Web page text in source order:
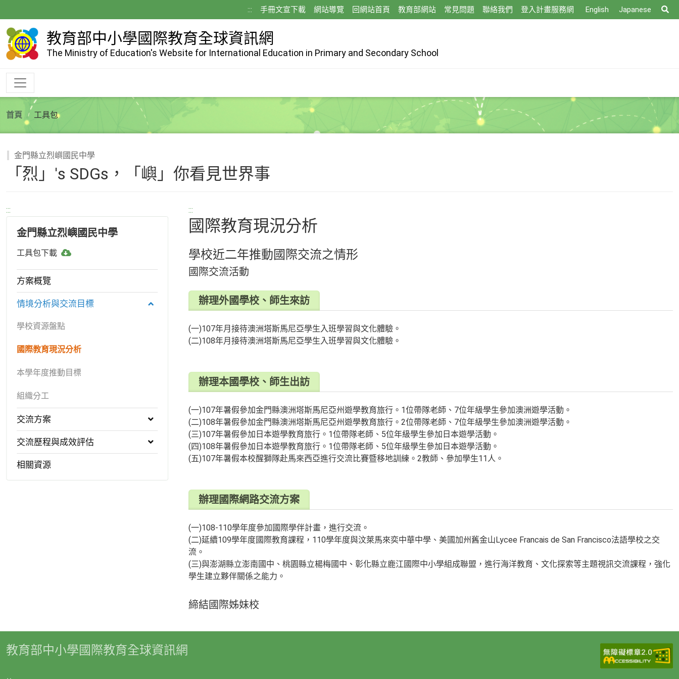
到
主
內
::: 手冊文宣下載 網站導覽 回網站首頁 教育部網站 常見問題 聯絡我們 登入計畫服務網 English Japanese
尋
教育部中小學國際教育全球資訊網
The Ministry of Education's Website for International Education in Primary and Secondary School
首頁 工具包
金門縣立烈嶼國民中學
「烈」's SDGs，「嶼」你看見世界事
:::
金門縣立烈嶼國民中學
工具包下載
工
載
方案概覽
情境分析與交流目標
學校資源盤點
國際教育現況分析
本學年度推動目標
組織分工
交流方案
交流歷程與成效評估
相關資源
:::
國際教育現況分析
學校近二年推動國際交流之情形
國際交流活動
辦理外國學校、師生來訪
(一)107年月接待澳洲塔斯馬尼亞學生入班學習與文化體驗。
(二)108年月接待澳洲塔斯馬尼亞學生入班學習與文化體驗。
辦理本國學校、師生出訪
(一)107年暑假參加金門縣澳洲塔斯馬尼亞州遊學教育旅行。1位帶隊老師、7位年級學生參加澳洲遊學活動。
(二)108年暑假參加金門縣澳洲塔斯馬尼亞州遊學教育旅行。2位帶隊老師、7位年級學生參加澳洲遊學活動。
(三)107年暑假參加日本遊學教育旅行。1位帶隊老師、5位年級學生參加日本遊學活動。
(四)108年暑假參加日本遊學教育旅行。1位帶隊老師、5位年級學生參加日本遊學活動。
(五)107年暑假本校醒獅隊赴馬來西亞進行交流比賽暨移地訓練。2教師、參加學生11人。
辦理國際網路交流方案
(一)108-110學年度參加國際學伴計畫，進行交流。
(二)延續109學年度國際教育課程，110學年度與汶萊馬來奕中華中學、美國加州舊金山Lycee Francais de San Francisco法語學校之交
流。
(三)與澎湖縣立澎南國中、桃園縣立楊梅國中、彰化縣立鹿江國際中小學組成聯盟，進行海洋教育、文化探索等主題視訊交流課程，強化
學生建立夥伴關係之能力。
締結國際姊妹校
教育部中小學國際教育全球資訊網